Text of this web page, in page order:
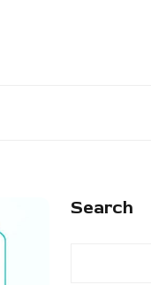
Search